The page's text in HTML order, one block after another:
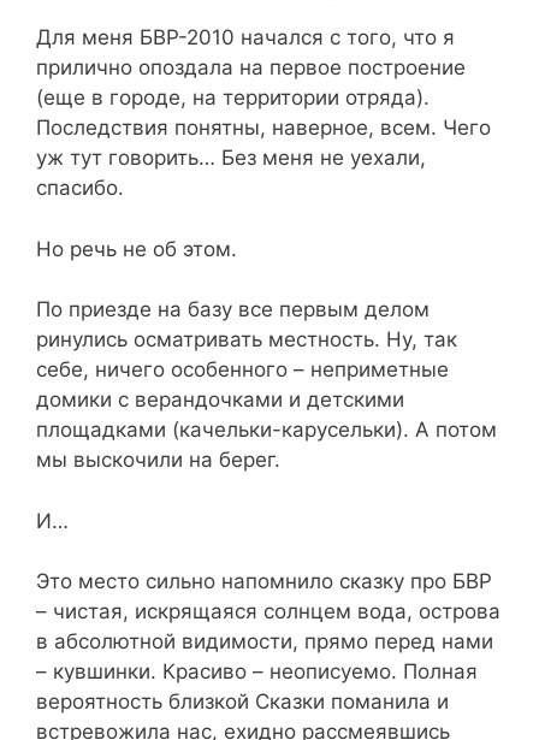
Для меня БВР-2010 начался с того, что я
прилично опоздала на первое построение
(еще в городе, на территории отряда).
Последствия понятны, наверное, всем. Чего
уж тут говорить… Без меня не уехали,
спасибо.
Но речь не об этом.
По приезде на базу все первым делом
ринулись осматривать местность. Ну, так
себе, ничего особенного – неприметные
домики с верандочками и детскими
площадками (качельки-карусельки). А потом
мы выскочили на берег.
И…
Это место сильно напомнило сказку про БВР
– чистая, искрящаяся солнцем вода, острова
в абсолютной видимости, прямо перед нами
– кувшинки. Красиво – неописуемо. Полная
вероятность близкой Сказки поманила и
встревожила нас, ехидно рассмеявшись